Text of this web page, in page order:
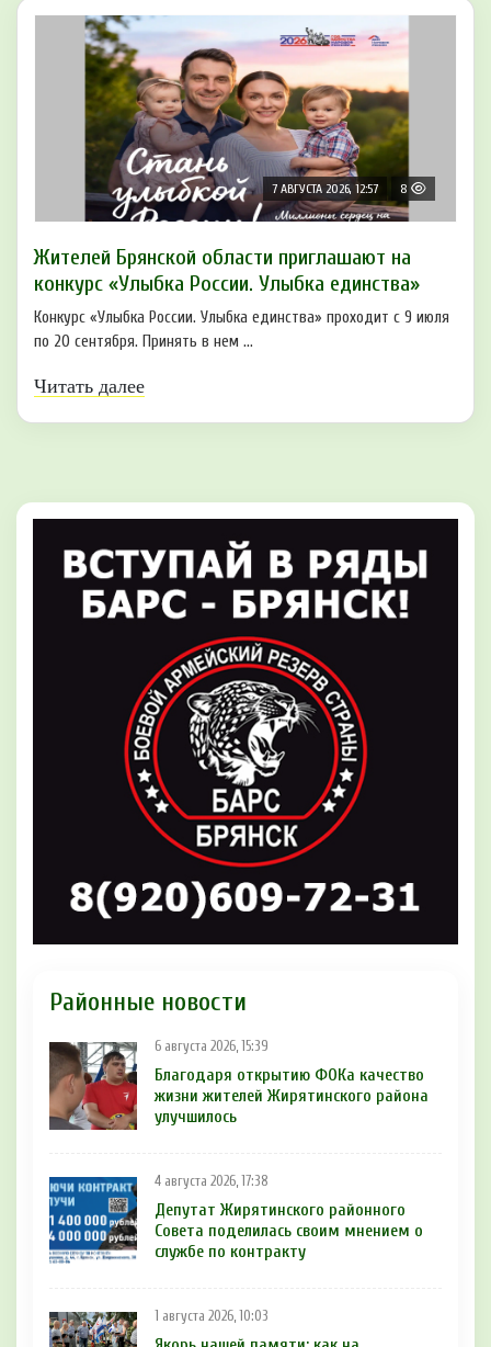
7 АВГУСТА 2026, 12:57 8
Жителей Брянской области приглашают на
конкурс «Улыбка России. Улыбка единства»
Конкурс «Улыбка России. Улыбка единства» проходит с 9 июля
по 20 сентября. Принять в нем ...
Читать далее
Районные новости
6 августа 2026, 15:39
Благодаря открытию ФОКа качество
жизни жителей Жирятинского района
улучшилось
4 августа 2026, 17:38
Депутат Жирятинского районного
Совета поделилась своим мнением о
службе по контракту
1 августа 2026, 10:03